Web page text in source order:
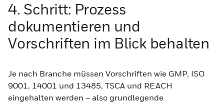
4. Schritt: Prozess
dokumentieren und
Vorschriften im Blick behalten
Je nach Branche müssen Vorschriften wie GMP, ISO
9001, 14001 und 13485, TSCA und REACH
eingehalten werden – also grundlegende